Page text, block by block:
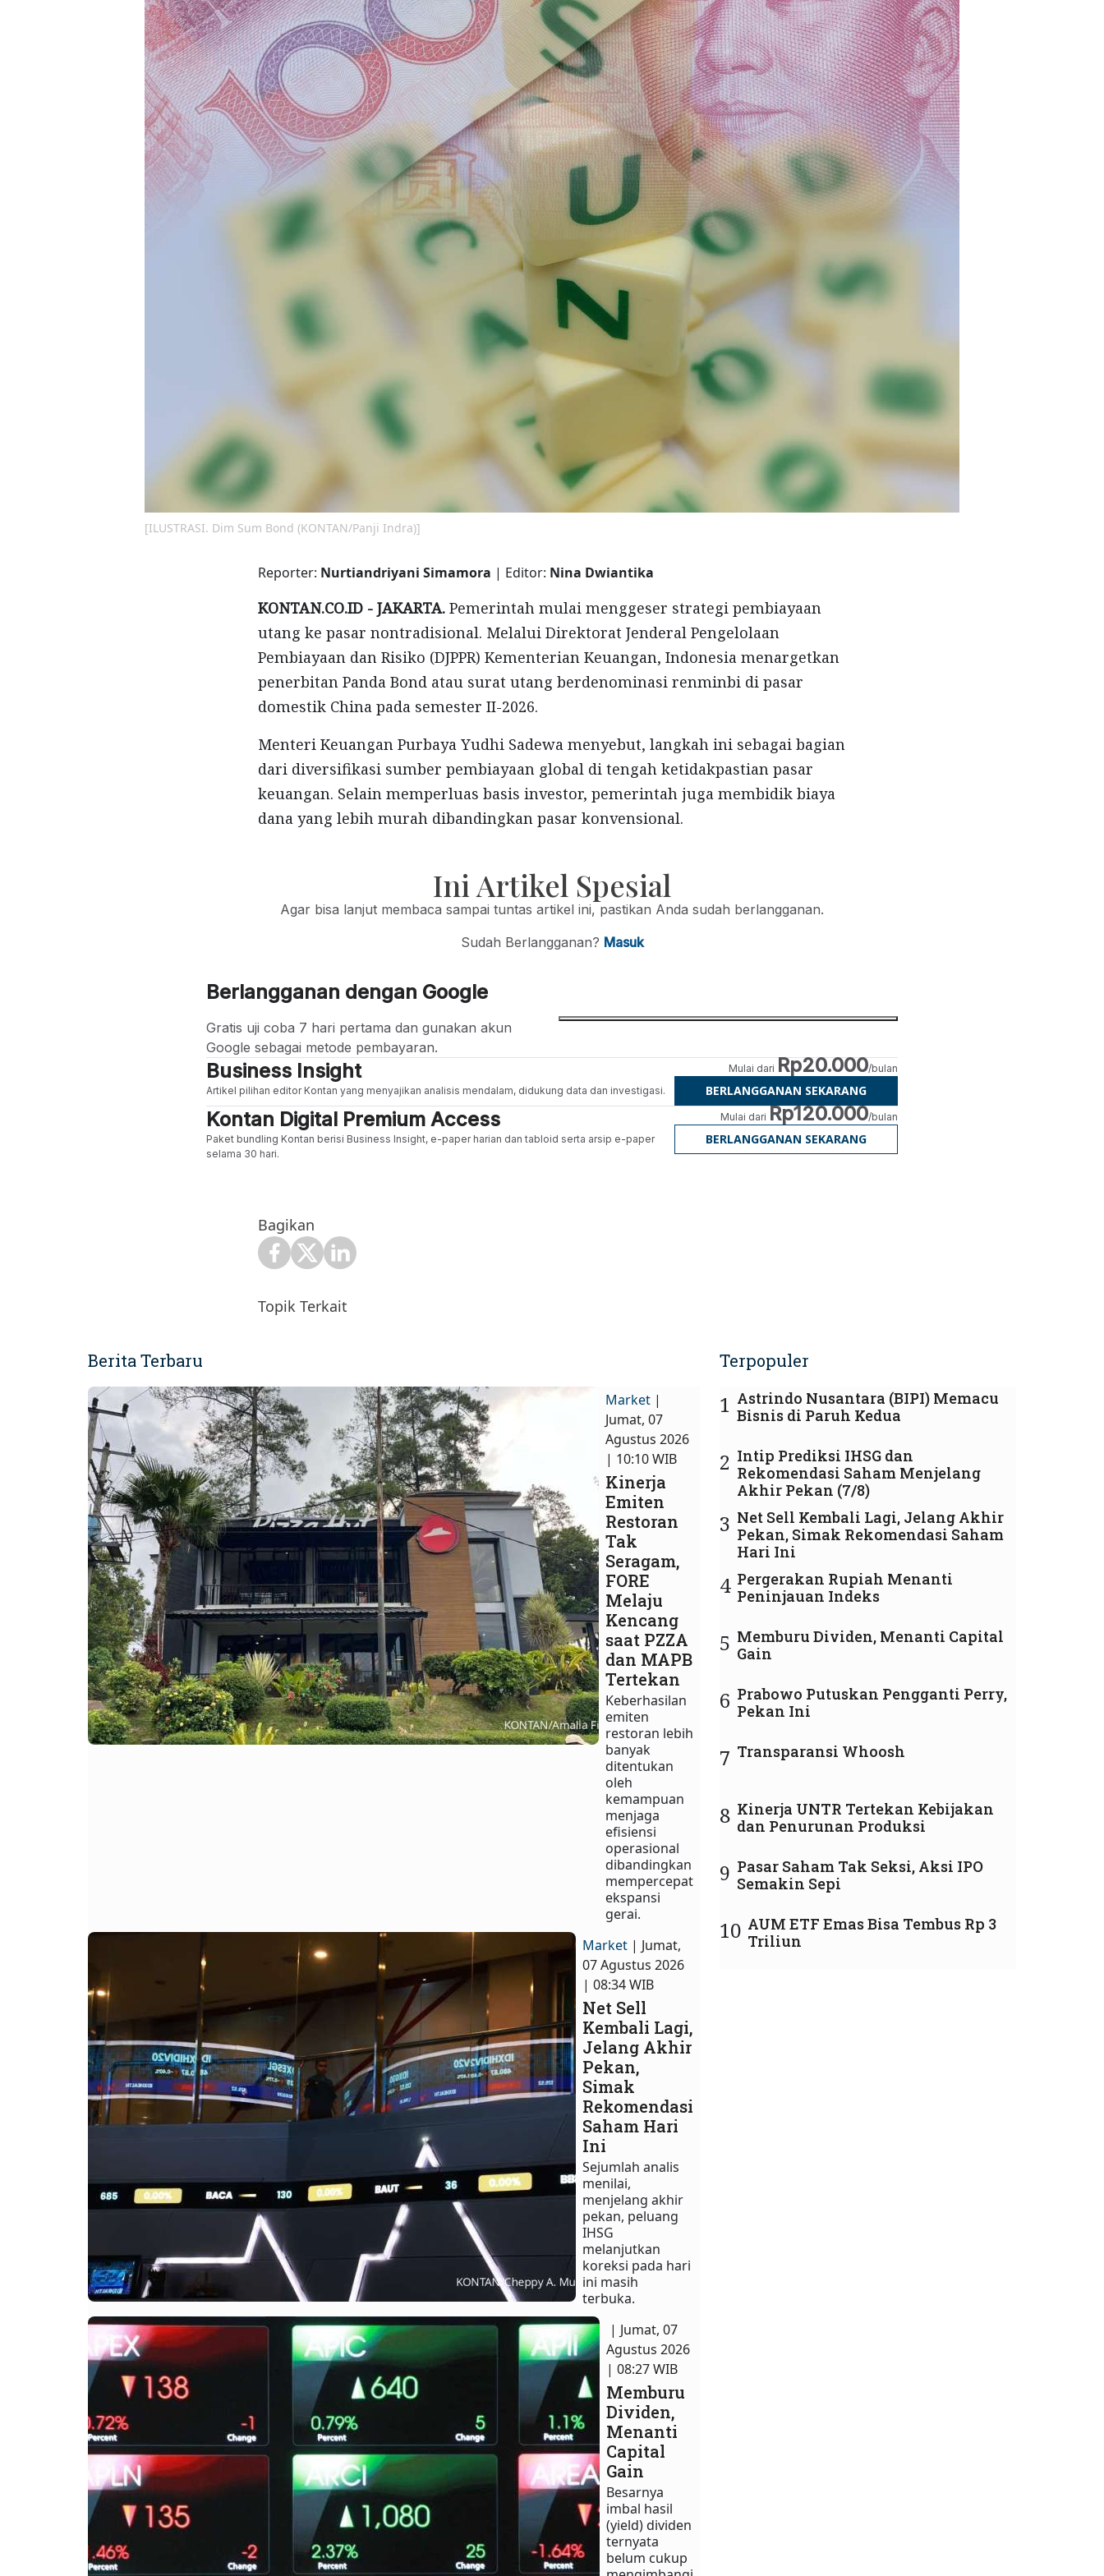
[ILUSTRASI. Dim Sum Bond (KONTAN/Panji Indra)]
Reporter: Nurtiandriyani Simamora | Editor: Nina Dwiantika
KONTAN.CO.ID - JAKARTA. Pemerintah mulai menggeser strategi pembiayaan
utang ke pasar nontradisional. Melalui Direktorat Jenderal Pengelolaan
Pembiayaan dan Risiko (DJPPR) Kementerian Keuangan, Indonesia menargetkan
penerbitan Panda Bond atau surat utang berdenominasi renminbi di pasar
domestik China pada semester II-2026.
Menteri Keuangan Purbaya Yudhi Sadewa menyebut, langkah ini sebagai bagian
dari diversifikasi sumber pembiayaan global di tengah ketidakpastian pasar
keuangan. Selain memperluas basis investor, pemerintah juga membidik biaya
dana yang lebih murah dibandingkan pasar konvensional.
Ini Artikel Spesial
Agar bisa lanjut membaca sampai tuntas artikel ini, pastikan Anda sudah berlangganan.
Sudah Berlangganan? Masuk
Berlangganan dengan Google
Gratis uji coba 7 hari pertama dan gunakan akun
Google sebagai metode pembayaran.
Business Insight
Artikel pilihan editor Kontan yang menyajikan analisis mendalam, didukung data dan investigasi.
Mulai dari Rp20.000/bulan
BERLANGGANAN SEKARANG
Kontan Digital Premium Access
Paket bundling Kontan berisi Business Insight, e-paper harian dan tabloid serta arsip e-paper
selama 30 hari.
Mulai dari Rp120.000/bulan
BERLANGGANAN SEKARANG
Bagikan
Topik Terkait
Berita Terbaru
Market |
Jumat, 07
Agustus 2026
| 10:10 WIB
Kinerja
Emiten
Restoran
Tak
Seragam,
FORE
Melaju
Kencang
saat PZZA
dan MAPB
Tertekan
Keberhasilan
emiten
restoran lebih
banyak
ditentukan
oleh
kemampuan
menjaga
efisiensi
operasional
dibandingkan
mempercepat
ekspansi
gerai.
Market | Jumat,
07 Agustus 2026
| 08:34 WIB
Net Sell
Kembali Lagi,
Jelang Akhir
Pekan,
Simak
Rekomendasi
Saham Hari
Ini
Sejumlah analis
menilai,
menjelang akhir
pekan, peluang
IHSG
melanjutkan
koreksi pada hari
ini masih
terbuka.
| Jumat, 07
Agustus 2026
| 08:27 WIB
Memburu
Dividen,
Menanti
Capital
Gain
Besarnya
imbal hasil
(yield) dividen
ternyata
belum cukup
Terpopuler
1 Astrindo Nusantara (BIPI) Memacu
Bisnis di Paruh Kedua
2 Intip Prediksi IHSG dan
Rekomendasi Saham Menjelang
Akhir Pekan (7/8)
3 Net Sell Kembali Lagi, Jelang Akhir
Pekan, Simak Rekomendasi Saham
Hari Ini
4 Pergerakan Rupiah Menanti
Peninjauan Indeks
5 Memburu Dividen, Menanti Capital
Gain
6 Prabowo Putuskan Pengganti Perry,
Pekan Ini
7 Transparansi Whoosh
8 Kinerja UNTR Tertekan Kebijakan
dan Penurunan Produksi
9 Pasar Saham Tak Seksi, Aksi IPO
Semakin Sepi
10 AUM ETF Emas Bisa Tembus Rp 3
Triliun